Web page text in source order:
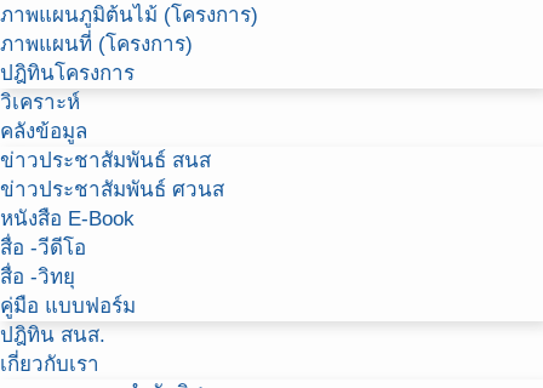
ภาพแผนภูมิต้นไม้ (โครงการ)
ภาพแผนที่ (โครงการ)
ปฎิทินโครงการ
วิเคราะห์
คลังข้อมูล
ข่าวประชาสัมพันธ์ สนส
ข่าวประชาสัมพันธ์ ศวนส
หนังสือ E-Book
สื่อ -วีดีโอ
สื่อ -วิทยุ
คู่มือ แบบฟอร์ม
ปฎิทิน สนส.
เกี่ยวกับเรา